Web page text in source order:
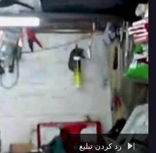
رد کردن تبلیغ